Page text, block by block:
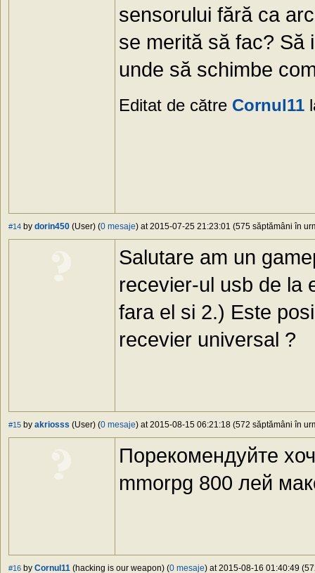
sensorului fără ca
se merită să fac? Să
unde să schimbe
Editat de către Cornul11
#14 by dorin450 (User) (0 mesaje) at 2015-07-25 21:23:01 (575 săptămâni în
Salutare am un
recevier-ul usb de la
fara el si 2.) Este
recevier universal ?
#15 by akriosss (User) (0 mesaje) at 2015-08-15 06:21:18 (572 săptămâni în
Порекомендуйте
mmorpg 800 лей
#16 by Cornul11 (hacking is our weapon) (0 mesaje) at 2015-08-16 01:40:49